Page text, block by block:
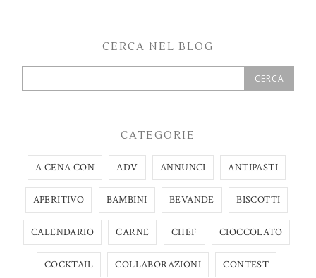
CERCA NEL BLOG
CATEGORIE
A CENA CON ADV ANNUNCI ANTIPASTI
APERITIVO BAMBINI BEVANDE BISCOTTI
CALENDARIO CARNE CHEF CIOCCOLATO
COCKTAIL COLLABORAZIONI CONTEST